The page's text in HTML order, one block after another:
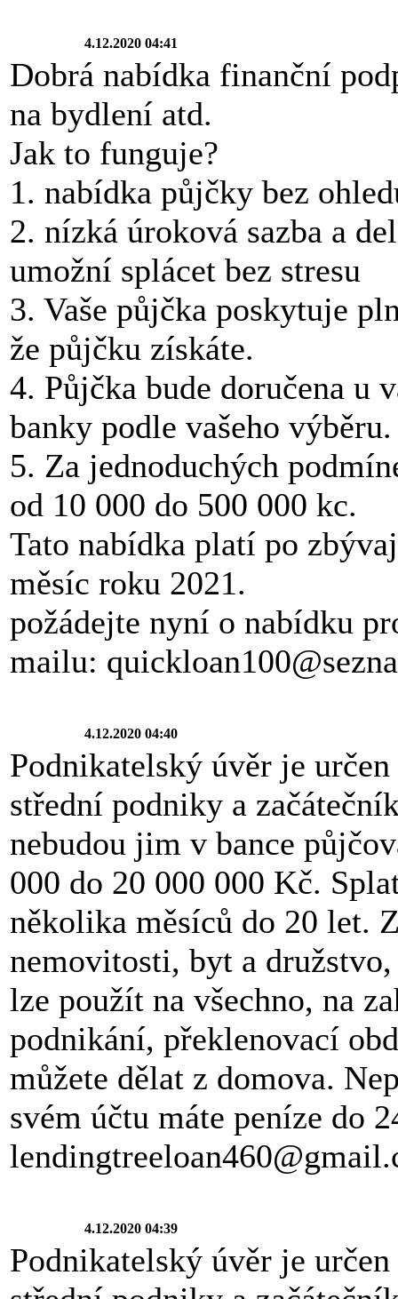
4.12.2020 04:41
Dobrá nabídka finanční
na bydlení atd.
Jak to funguje?
1. nabídka půjčky bez
2. nízká úroková sazba a
umožní splácet bez stresu
3. Vaše půjčka poskytuje
že půjčku získáte.
4. Půjčka bude doručena u
banky podle vašeho výběru.
5. Za jednoduchých
od 10 000 do 500 000 kc.
Tato nabídka platí po
měsíc roku 2021.
požádejte nyní o nabídku
mailu:
4.12.2020 04:40
Podnikatelský úvěr je
střední podniky a
nebudou jim v bance
000 do 20 000 000 Kč.
několika měsíců do 20 let.
nemovitosti, byt a
lze použít na všechno, na
podnikání, překlenovací
můžete dělat z domova.
svém účtu máte peníze do
4.12.2020 04:39
Podnikatelský úvěr je